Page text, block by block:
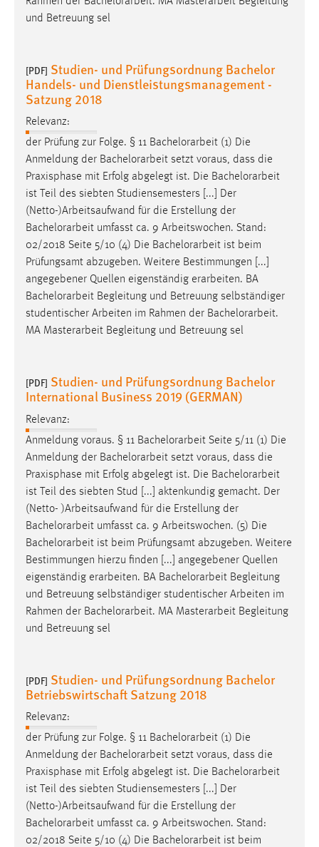
und Betreuung sel
[PDF] Studien- und Prüfungsordnung Bachelor
Handels- und Dienstleistungsmanagement -
Satzung 2018
Relevanz:
der Prüfung zur Folge. § 11 Bachelorarbeit (1) Die
Anmeldung der Bachelorarbeit setzt voraus, dass die
Praxisphase mit Erfolg abgelegt ist. Die Bachelorarbeit
ist Teil des siebten Studiensemesters [...] Der
(Netto-)Arbeitsaufwand für die Erstellung der
Bachelorarbeit umfasst ca. 9 Arbeitswochen. Stand:
02/2018 Seite 5/10 (4) Die Bachelorarbeit ist beim
Prüfungsamt abzugeben. Weitere Bestimmungen [...]
angegebener Quellen eigenständig erarbeiten. BA
Bachelorarbeit Begleitung und Betreuung selbständiger
studentischer Arbeiten im Rahmen der Bachelorarbeit.
MA Masterarbeit Begleitung und Betreuung sel
[PDF] Studien- und Prüfungsordnung Bachelor
International Business 2019 (GERMAN)
Relevanz:
Anmeldung voraus. § 11 Bachelorarbeit Seite 5/11 (1) Die
Anmeldung der Bachelorarbeit setzt voraus, dass die
Praxisphase mit Erfolg abgelegt ist. Die Bachelorarbeit
ist Teil des siebten Stud [...] aktenkundig gemacht. Der
(Netto- )Arbeitsaufwand für die Erstellung der
Bachelorarbeit umfasst ca. 9 Arbeitswochen. (5) Die
Bachelorarbeit ist beim Prüfungsamt abzugeben. Weitere
Bestimmungen hierzu finden [...] angegebener Quellen
eigenständig erarbeiten. BA Bachelorarbeit Begleitung
und Betreuung selbständiger studentischer Arbeiten im
Rahmen der Bachelorarbeit. MA Masterarbeit Begleitung
und Betreuung sel
[PDF] Studien- und Prüfungsordnung Bachelor
Betriebswirtschaft Satzung 2018
Relevanz:
der Prüfung zur Folge. § 11 Bachelorarbeit (1) Die
Anmeldung der Bachelorarbeit setzt voraus, dass die
Praxisphase mit Erfolg abgelegt ist. Die Bachelorarbeit
ist Teil des siebten Studiensemesters [...] Der
(Netto-)Arbeitsaufwand für die Erstellung der
Bachelorarbeit umfasst ca. 9 Arbeitswochen. Stand:
02/2018 Seite 5/10 (4) Die Bachelorarbeit ist beim